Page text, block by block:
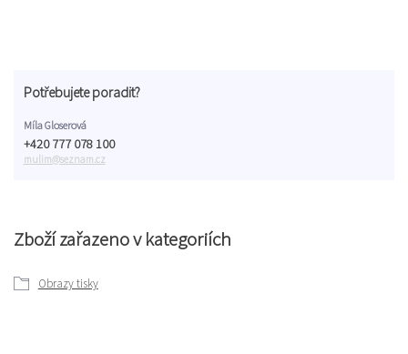
Zboží zařazeno v kategoriích
Obrazy tisky
Potřebujete poradit?
Míla Gloserová
+420 777 078 100
mulim@seznam.cz